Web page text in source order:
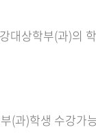
대상학부(과)의
(과)학생 수강가